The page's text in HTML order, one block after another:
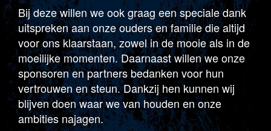
Bij deze willen we ook graag een speciale dank
uitspreken aan onze ouders en familie die altijd
voor ons klaarstaan, zowel in de mooie als in de
moeilijke momenten. Daarnaast willen we onze
sponsoren en partners bedanken voor hun
vertrouwen en steun. Dankzij hen kunnen wij
blijven doen waar we van houden en onze
ambities najagen.